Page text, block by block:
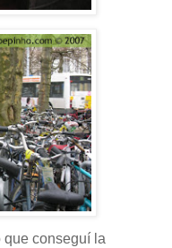
que conseguí la